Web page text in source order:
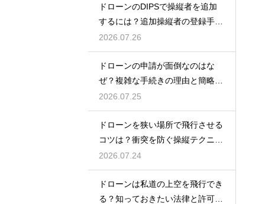
ドローンのDIPSで操縦者を追加
するには？追加操縦者の登録手順
を解説
2026.07.26
ドローンの申請が面倒なのはな
ぜ？複雑な手続きの理由と簡略化
の動向
2026.07.25
ドローンを狭い場所で飛行させる
コツは？衝突を防ぐ操縦テクニッ
クを解説
2026.07.24
ドローンは私道の上空を飛行でき
る？知っておきたい法律と許可の